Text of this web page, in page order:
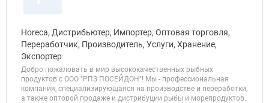
Horeca, Дистрибьютер, Импортер, Оптовая торговля,
Переработчик, Производитель, Услуги, Хранение,
Экспортер
Добро пожаловать в мир высококачественных рыбных
продуктов с ООО "РПЗ ПОСЕЙДОН"! Мы - профессиональная
компания, специализирующаяся на производстве и переработки,
а также оптовой продаже и дистрибуции рыбы и морепродуктов.